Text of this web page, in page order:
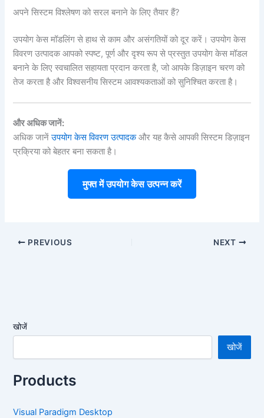
अपने सिस्टम विश्लेषण को सरल बनाने के लिए तैयार हैं?
उपयोग केस मॉडलिंग से हाथ से काम और असंगतियों को दूर करें। उपयोग केस
विवरण उत्पादक आपको स्पष्ट, पूर्ण और दृश्य रूप से प्रस्तुत उपयोग केस मॉडल
बनाने के लिए स्वचालित सहायता प्रदान करता है, जो आपके डिज़ाइन चरण को
तेज करता है और विश्वसनीय सिस्टम आवश्यकताओं को सुनिश्चित करता है।
और अधिक जानें:
अधिक जानेंउपयोग केस विवरण उत्पादकऔर यह कैसे आपकी सिस्टम डिज़ाइन
प्रक्रिया को बेहतर बना सकता है।
मुफ्त में उपयोग केस उत्पन्न करें
PREVIOUS NEXT
खोजें
खोजें
Products
Visual Paradigm Desktop